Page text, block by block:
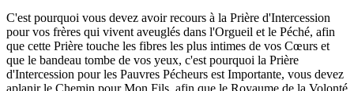
C'est pourquoi vous devez avoir recours à la Prière d'Intercession
pour vos frères qui vivent aveuglés dans l'Orgueil et le Péché, afin
que cette Prière touche les fibres les plus intimes de vos Cœurs et
que le bandeau tombe de vos yeux, c'est pourquoi la Prière
d'Intercession pour les Pauvres Pécheurs est Importante, vous devez
aplanir le Chemin pour Mon Fils, afin que le Royaume de la Volonté